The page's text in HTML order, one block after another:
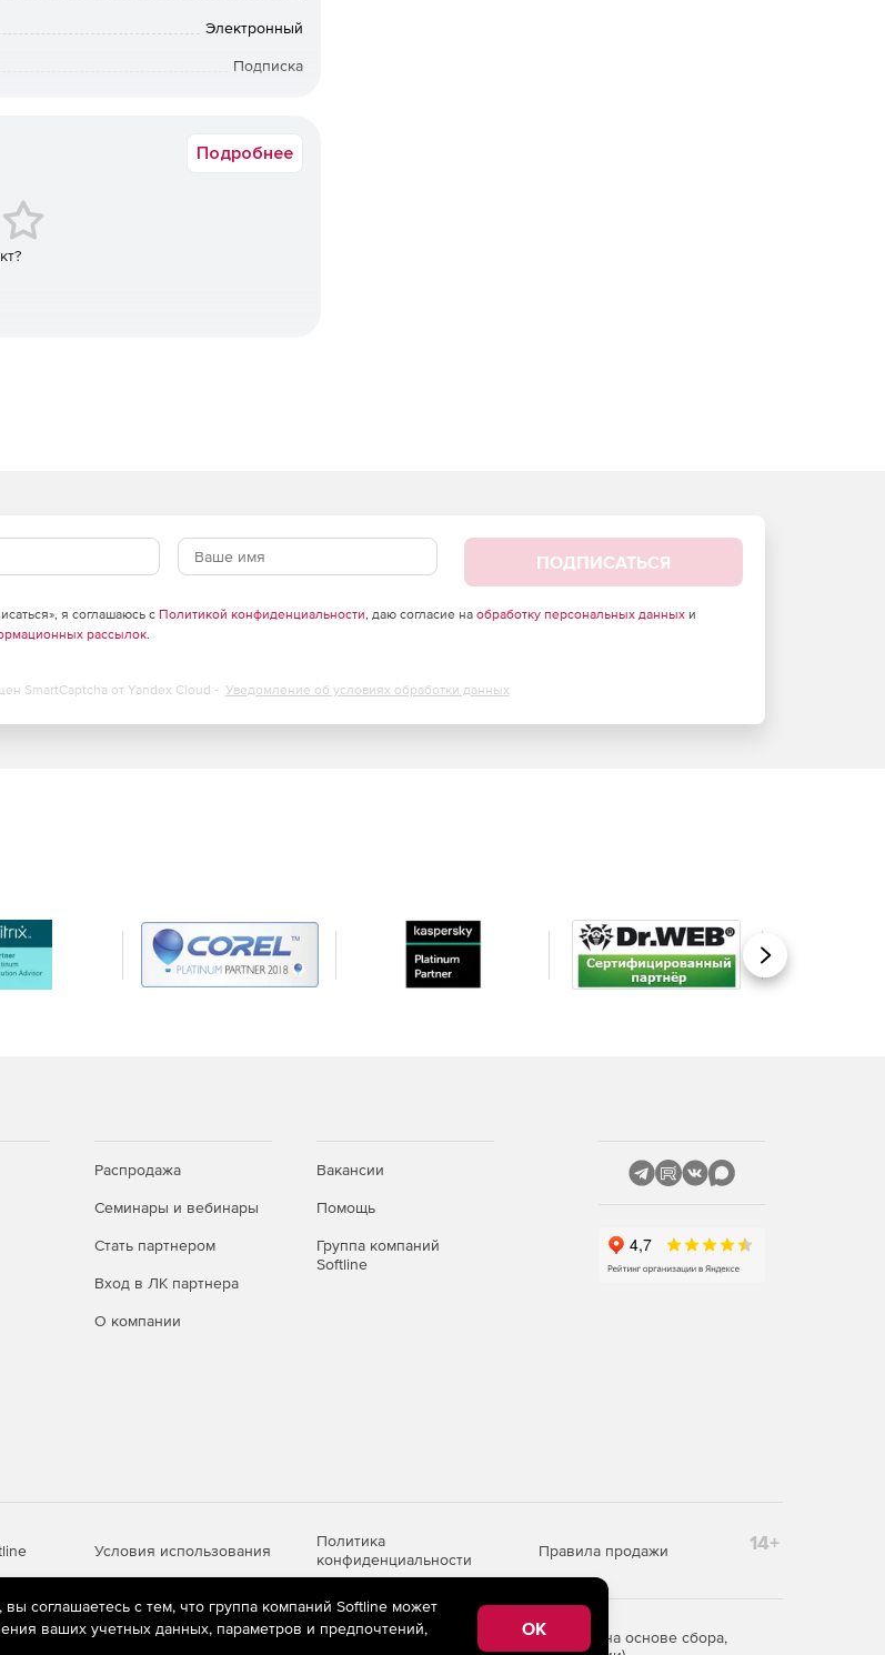
периметра, таких как
Электронный
Подписка
Подробнее
ПОДПИСАТЬСЯ
я соглашаюсь с Политикой конфиденциальности, даю согласие на обработку персональных данныхи
рассылок.
SmartCaptcha от Yandex Cloud - Уведомление об условиях обработки данных
Вперед
Распродажа
Семинары и вебинары
Стать партнером
Вход в ЛК партнера
О компании
Вакансии
Помощь
Группа компаний
Softline
Условия использования
Политика
конфиденциальности
Правила продажи 14+
технологии (информационные технологии предоставления информации на основе сбора,
соглашаетесь с тем, что группа компаний Softline может
ваших учетных данных, параметров и предпочтений,
OK